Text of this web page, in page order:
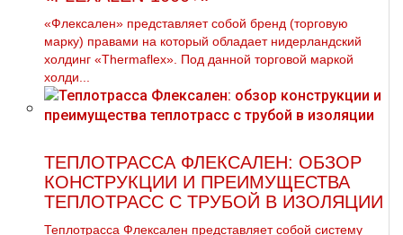
«Флексален» представляет собой бренд (торговую
марку) правами на который обладает нидерландский
холдинг «Thermaflex». Под данной торговой маркой
холди...
ТЕПЛОТРАССА ФЛЕКСАЛЕН: ОБЗОР
КОНСТРУКЦИИ И ПРЕИМУЩЕСТВА
ТЕПЛОТРАСС С ТРУБОЙ В ИЗОЛЯЦИИ
Теплотрасса Флексален представляет собой систему